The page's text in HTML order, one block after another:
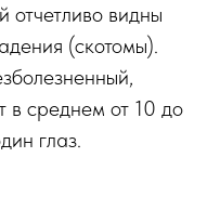
отчетливо видны
(скотомы).
в среднем от 10 до
глаз.